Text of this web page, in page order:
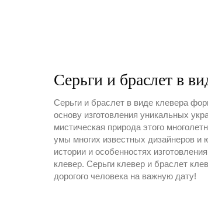
Серьги и браслет в
Серьги и браслет в виде клевера
основу изготовления уникальных
мистическая природа этого
умы многих известных дизайнеров
истории и особенностях
клевер. Серьги клевер и браслет
дорогого человека на важную дату!